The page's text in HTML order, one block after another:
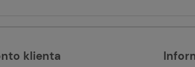
klienta